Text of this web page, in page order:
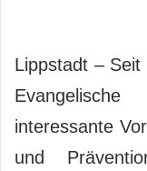
Lippstadt –
interessante
und